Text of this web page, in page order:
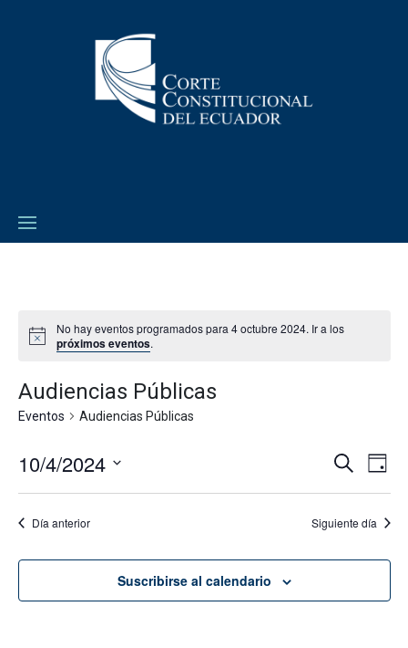
No hay eventos programados para 4 octubre 2024. Ir a los
próximos eventos.
Audiencias Públicas
Eventos Audiencias Públicas
de
vistas
de
Buscar
de
Día
10/4/2024
Día anterior Siguiente día
Suscribirse al calendario